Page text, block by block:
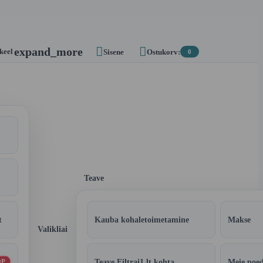
expand_more Sisene Ostukorv: 0
Valikliai
Teave
Kauba kohaletoimetamine Makse